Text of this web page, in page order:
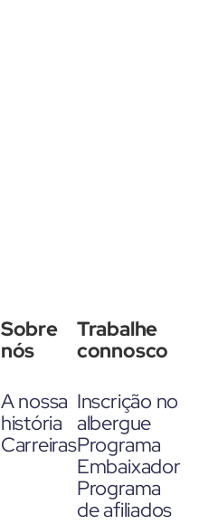
Sobre
nós
A nossa
história
Carreiras
Trabalhe
connosco
Inscrição no
albergue
Programa
Embaixador
Programa
de afiliados